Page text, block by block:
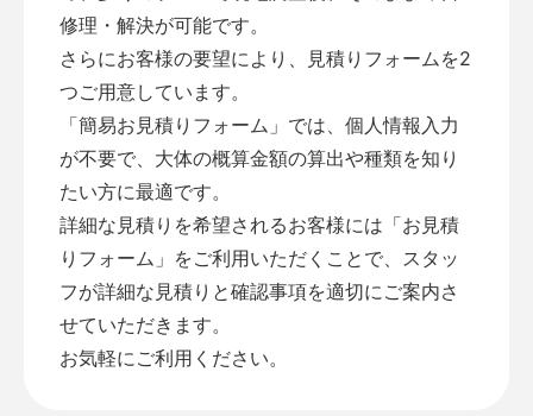
修理・解決が可能です。
さらにお客様の要望により、見積りフォームを2
つご用意しています。
「簡易お見積りフォーム 」では、個人情報入力
が不要で、大体の概算金額の算出や種類を知り
たい方に最適です。
詳細な見積りを希望されるお客様には「お見積
りフォーム 」をご利用いただくことで、スタッ
フが詳細な見積りと確認事項を適切にご案内さ
せていただきます。
お気軽にご利用ください。